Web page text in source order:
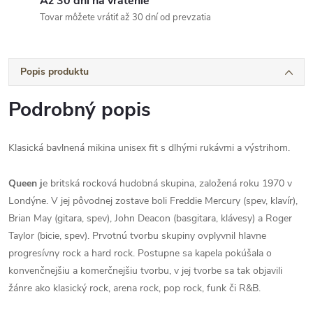
Tovar môžete vrátiť až 30 dní od prevzatia
Popis produktu
Podrobný popis
Klasická bavlnená mikina unisex fit s dlhými rukávmi a výstrihom.
Queen je britská rocková hudobná skupina, založená roku 1970 v
Londýne. V jej pôvodnej zostave boli Freddie Mercury (spev, klavír),
Brian May (gitara, spev), John Deacon (basgitara, klávesy) a Roger
Taylor (bicie, spev). Prvotnú tvorbu skupiny ovplyvnil hlavne
progresívny rock a hard rock. Postupne sa kapela pokúšala o
konvenčnejšiu a komerčnejšiu tvorbu, v jej tvorbe sa tak objavili
žánre ako klasický rock, arena rock, pop rock, funk či R&B.